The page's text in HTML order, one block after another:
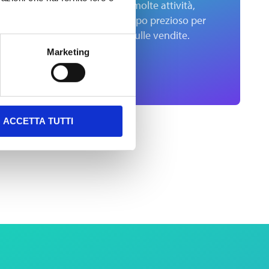
Marketing
ACCETTA TUTTI
e
Automatizza molte attività,
liberando tempo prezioso per
concentrarsi sulle vendite.